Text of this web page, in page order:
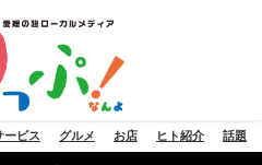
ービス グルメ お店 ヒト紹介 話題